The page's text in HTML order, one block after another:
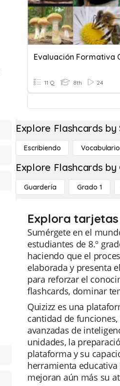
11 Q 8th 24
Explore Flashcards by
Escribiendo Vocabulario
Explore Flashcards by
Guardería Grado 1
Explora
Sumérgete en el
estudiantes de 8.º
haciendo que el
elaborada y presenta
para reforzar el
flashcards, dominar
Quizizz es una
cantidad de
avanzadas de
unidades, la
plataforma y su
herramienta
mejoran aún más su